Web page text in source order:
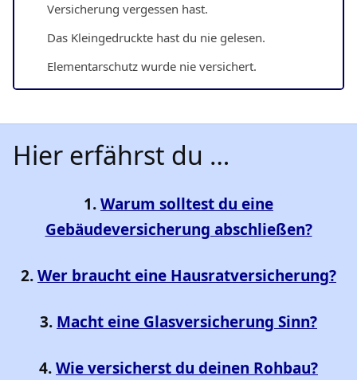
Versicherung vergessen hast.
Das Kleingedruckte hast du nie gelesen.
Elementarschutz wurde nie versichert.
Hier erfährst du …
1.Warum solltest du eine
Gebäudeversicherung abschließen?
2.Wer braucht eine Hausratversicherung?
3. Macht eine Glasversicherung Sinn?
4.Wie versicherst du deinen Rohbau?